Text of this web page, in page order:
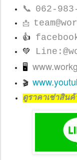
📞 062-
📩
👍
💚
🖥
🎬
ดูราคาเช่าสิน